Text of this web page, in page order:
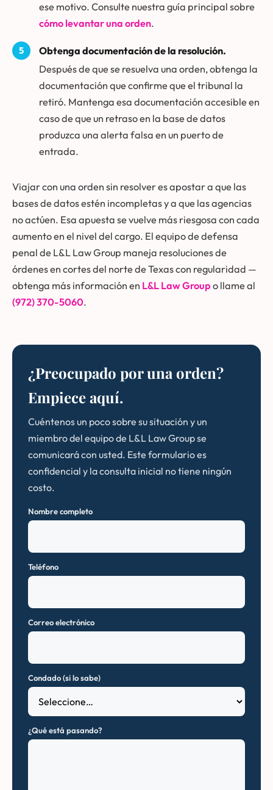
ese motivo. Consulte nuestra guía principal sobre
cómo levantar una orden.
Obtenga documentación de la resolución.
Después de que se resuelva una orden, obtenga la
documentación que confirme que el tribunal la
retiró. Mantenga esa documentación accesible en
caso de que un retraso en la base de datos
produzca una alerta falsa en un puerto de
entrada.
Viajar con una orden sin resolver es apostar a que las
bases de datos estén incompletas y a que las agencias
no actúen. Esa apuesta se vuelve más riesgosa con cada
aumento en el nivel del cargo. El equipo de defensa
penal de L&L Law Group maneja resoluciones de
órdenes en cortes del norte de Texas con regularidad —
obtenga más información en L&L Law Group o llame al
(972) 370-5060.
¿Preocupado por una orden?
Empiece aquí.
Cuéntenos un poco sobre su situación y un
miembro del equipo de L&L Law Group se
comunicará con usted. Este formulario es
confidencial y la consulta inicial no tiene ningún
costo.
Nombre completo
Teléfono
Correo electrónico
Condado (si lo sabe)
¿Qué está pasando?